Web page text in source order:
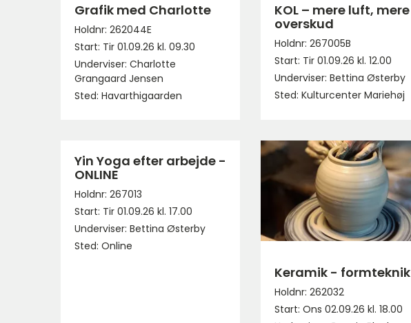
Grafik med Charlotte
Holdnr: 262044E
Start: Tir 01.09.26 kl. 09.30
Underviser: Charlotte
Grangaard Jensen
Sted: Havarthigaarden
KOL – mere luft, mere
overskud
Holdnr: 267005B
Start: Tir 01.09.26 kl. 12.00
Underviser: Bettina Østerby
Sted: Kulturcenter Mariehøj
Yin Yoga efter arbejde -
ONLINE
Holdnr: 267013
Start: Tir 01.09.26 kl. 17.00
Underviser: Bettina Østerby
Sted: Online
Keramik - formteknik
Holdnr: 262032
Start: Ons 02.09.26 kl. 18.00